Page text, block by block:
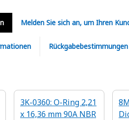
Melden Sie sich an, um Ihren
Rückgabebestimmungen
3K-0360: O-Ring 2,21
x 16,36 mm 90A NBR